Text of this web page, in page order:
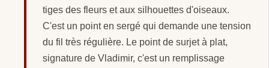
tiges des fleurs et aux silhouettes d'oiseaux.
C'est un point en sergé qui demande une tension
du fil très régulière. Le point de surjet à plat,
signature de Vladimir, c'est un remplissage